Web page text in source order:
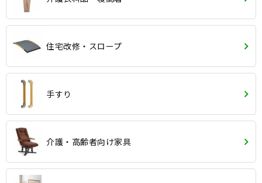
住宅改修・スロープ
手すり
介護・高齢者向け家具